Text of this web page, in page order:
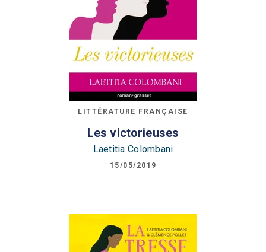
LITTÉRATURE FRANÇAISE
Les victorieuses
Laetitia Colombani
15/05/2019